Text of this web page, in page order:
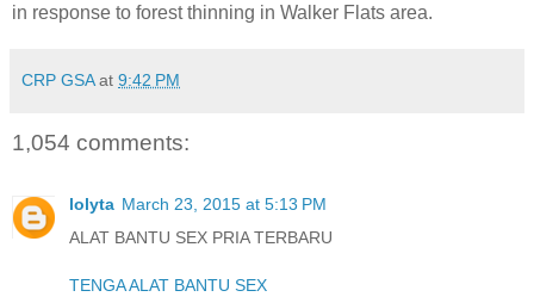
in response to forest thinning in Walker Flats area.
CRP GSA at 9:42 PM
1,054 comments:
lolyta March 23, 2015 at 5:13 PM
ALAT BANTU SEX PRIA TERBARU
TENGA ALAT BANTU SEX